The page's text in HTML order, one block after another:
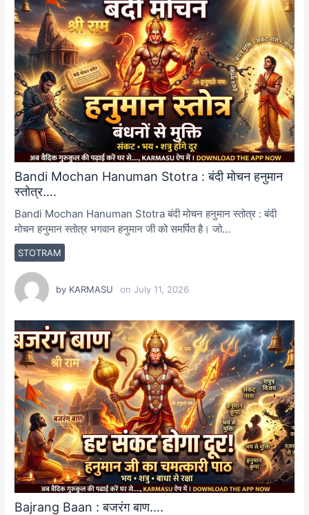
Bandi Mochan Hanuman Stotra : बंदी मोचन हनुमान
स्तोत्र….
STOTRAM
Bandi Mochan Hanuman Stotra बंदी मोचन हनुमान स्तोत्र : बंदी
मोचन हनुमान स्तोत्र भगवान हनुमान जी को समर्पित है। जो…
by KARMASU onJuly 11, 2026
Bajrang Baan : बजरंग बाण….